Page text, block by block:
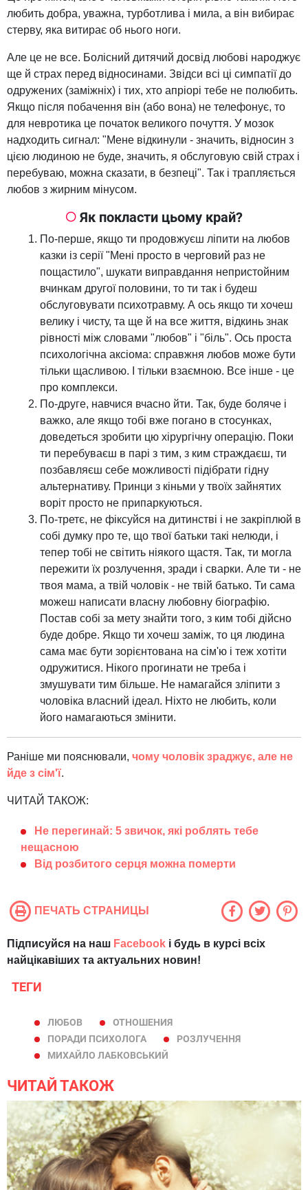
любить добра, уважна, турботлива і мила, а він вибирає
стерву, яка витирає об нього ноги.
Але це не все. Болісний дитячий досвід любові народжує
ще й страх перед відносинами. Звідси всі ці симпатії до
одружених (заміжніх) і тих, хто апріорі тебе не полюбить.
Якщо після побачення він (або вона) не телефонує, то
для невротика це початок великого почуття. У мозок
надходить сигнал: "Мене відкинули - значить, відносин з
цією людиною не буде, значить, я обслуговую свій страх і
перебуваю, можна сказати, в безпеці". Так і трапляється
любов з жирним мінусом.
Як покласти цьому край?
По-перше, якщо ти продовжуєш ліпити на любов
казки із серії "Мені просто в черговий раз не
пощастило", шукати виправдання непристойним
вчинкам другої половини, то ти так і будеш
обслуговувати психотравму. А ось якщо ти хочеш
велику і чисту, та ще й на все життя, відкинь знак
рівності між словами "любов" і "біль". Ось проста
психологічна аксіома: справжня любов може бути
тільки щасливою. І тільки взаємною. Все інше - це
про комплекси.
По-друге, навчися вчасно йти. Так, буде боляче і
важко, але якщо тобі вже погано в стосунках,
доведеться зробити цю хірургічну операцію. Поки
ти перебуваєш в парі з тим, з ким страждаєш, ти
позбавляєш себе можливості підібрати гідну
альтернативу. Принци з кіньми у твоїх зайнятих
воріт просто не припаркуються.
По-третє, не фіксуйся на дитинстві і не закріплюй в
собі думку про те, що твої батьки такі нелюди, і
тепер тобі не світить ніякого щастя. Так, ти могла
пережити їх розлучення, зради і сварки. Але ти - не
твоя мама, а твій чоловік - не твій батько. Ти сама
можеш написати власну любовну біографію.
Постав собі за мету знайти того, з ким тобі дійсно
буде добре. Якщо ти хочеш заміж, то ця людина
сама має бути зорієнтована на сім'ю і теж хотіти
одружитися. Нікого прогинати не треба і
змушувати тим більше. Не намагайся зліпити з
чоловіка власний ідеал. Ніхто не любить, коли
його намагаються змінити.
Раніше ми пояснювали, чому чоловік зраджує, але не
йде з сім'ї.
ЧИТАЙ ТАКОЖ:
Не перегинай: 5 звичок, які роблять тебе
нещасною
Від розбитого серця можна померти
ПЕЧАТЬ СТРАНИЦЫ
Підписуйся на наш Facebook і будь в курсі всіх
найцікавіших та актуальних новин!
ТЕГИ
ЛЮБОВ
ОТНОШЕНИЯ
ПОРАДИ ПСИХОЛОГА
РОЗЛУЧЕННЯ
МИХАЙЛО ЛАБКОВСЬКИЙ
ЧИТАЙ ТАКОЖ